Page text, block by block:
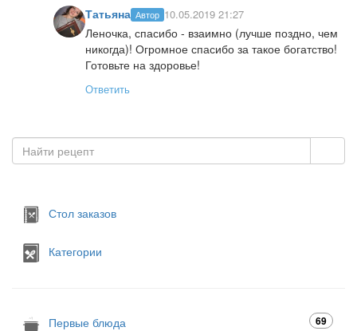
Татьяна Автор 10.05.2019 21:27
Леночка, спасибо - взаимно (лучше поздно, чем
никогда)! Огромное спасибо за такое богатство!
Готовьте на здоровье!
Ответить
Стол заказов
Категории
Первые блюда 69